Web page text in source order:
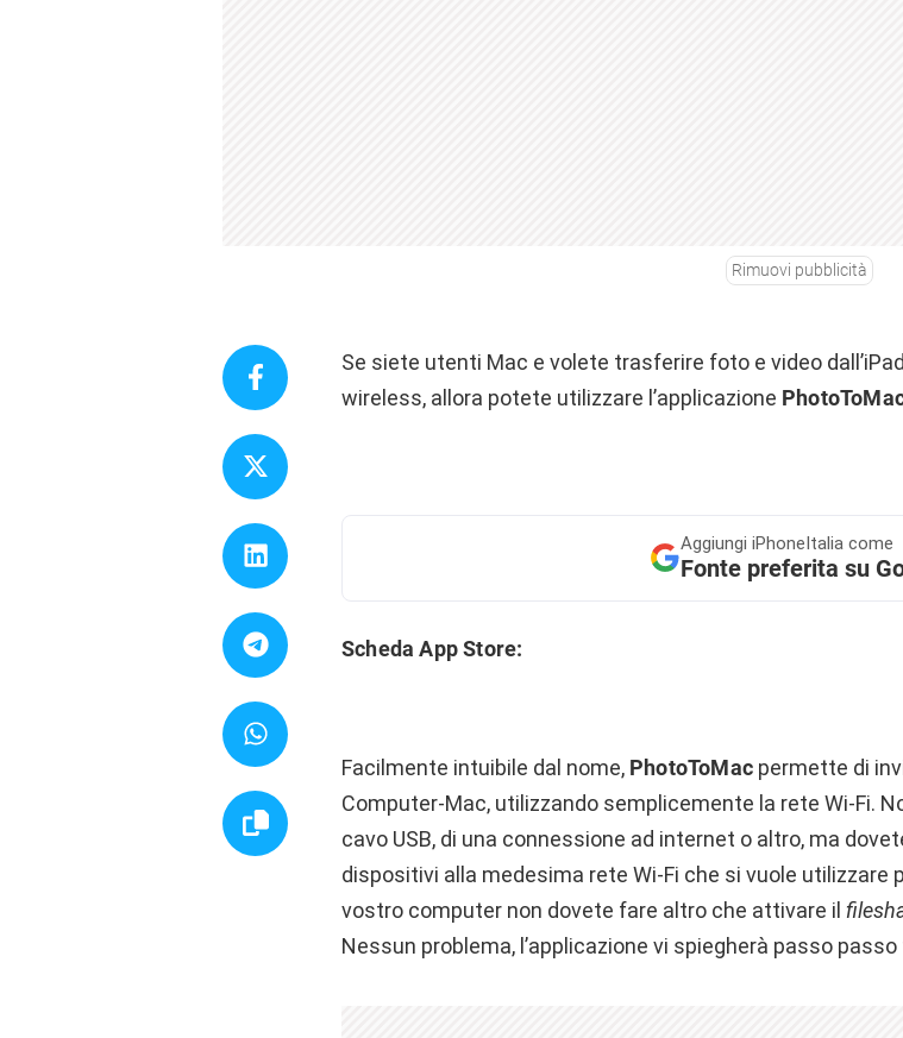
Rimuovi pubblicità
Se siete utenti Mac e volete trasferire foto e video
wireless, allora potete utilizzare l’applicazione
Aggiungi iPhoneItalia come
Fonte preferita su
Scheda App Store:
Facilmente intuibile dal nome, PhotoToMac permette di
Computer-Mac, utilizzando semplicemente la rete Wi-Fi.
cavo USB, di una connessione ad internet o altro, ma
dispositivi alla medesima rete Wi-Fi che si vuole utilizzare
vostro computer non dovete fare altro che attivare il
Nessun problema, l’applicazione vi spiegherà passo